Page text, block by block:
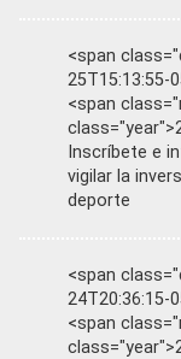
<span
25T15:13:55-
<span
Inscríbete e
vigilar la
deporte
<span
24T20:36:15-
<span